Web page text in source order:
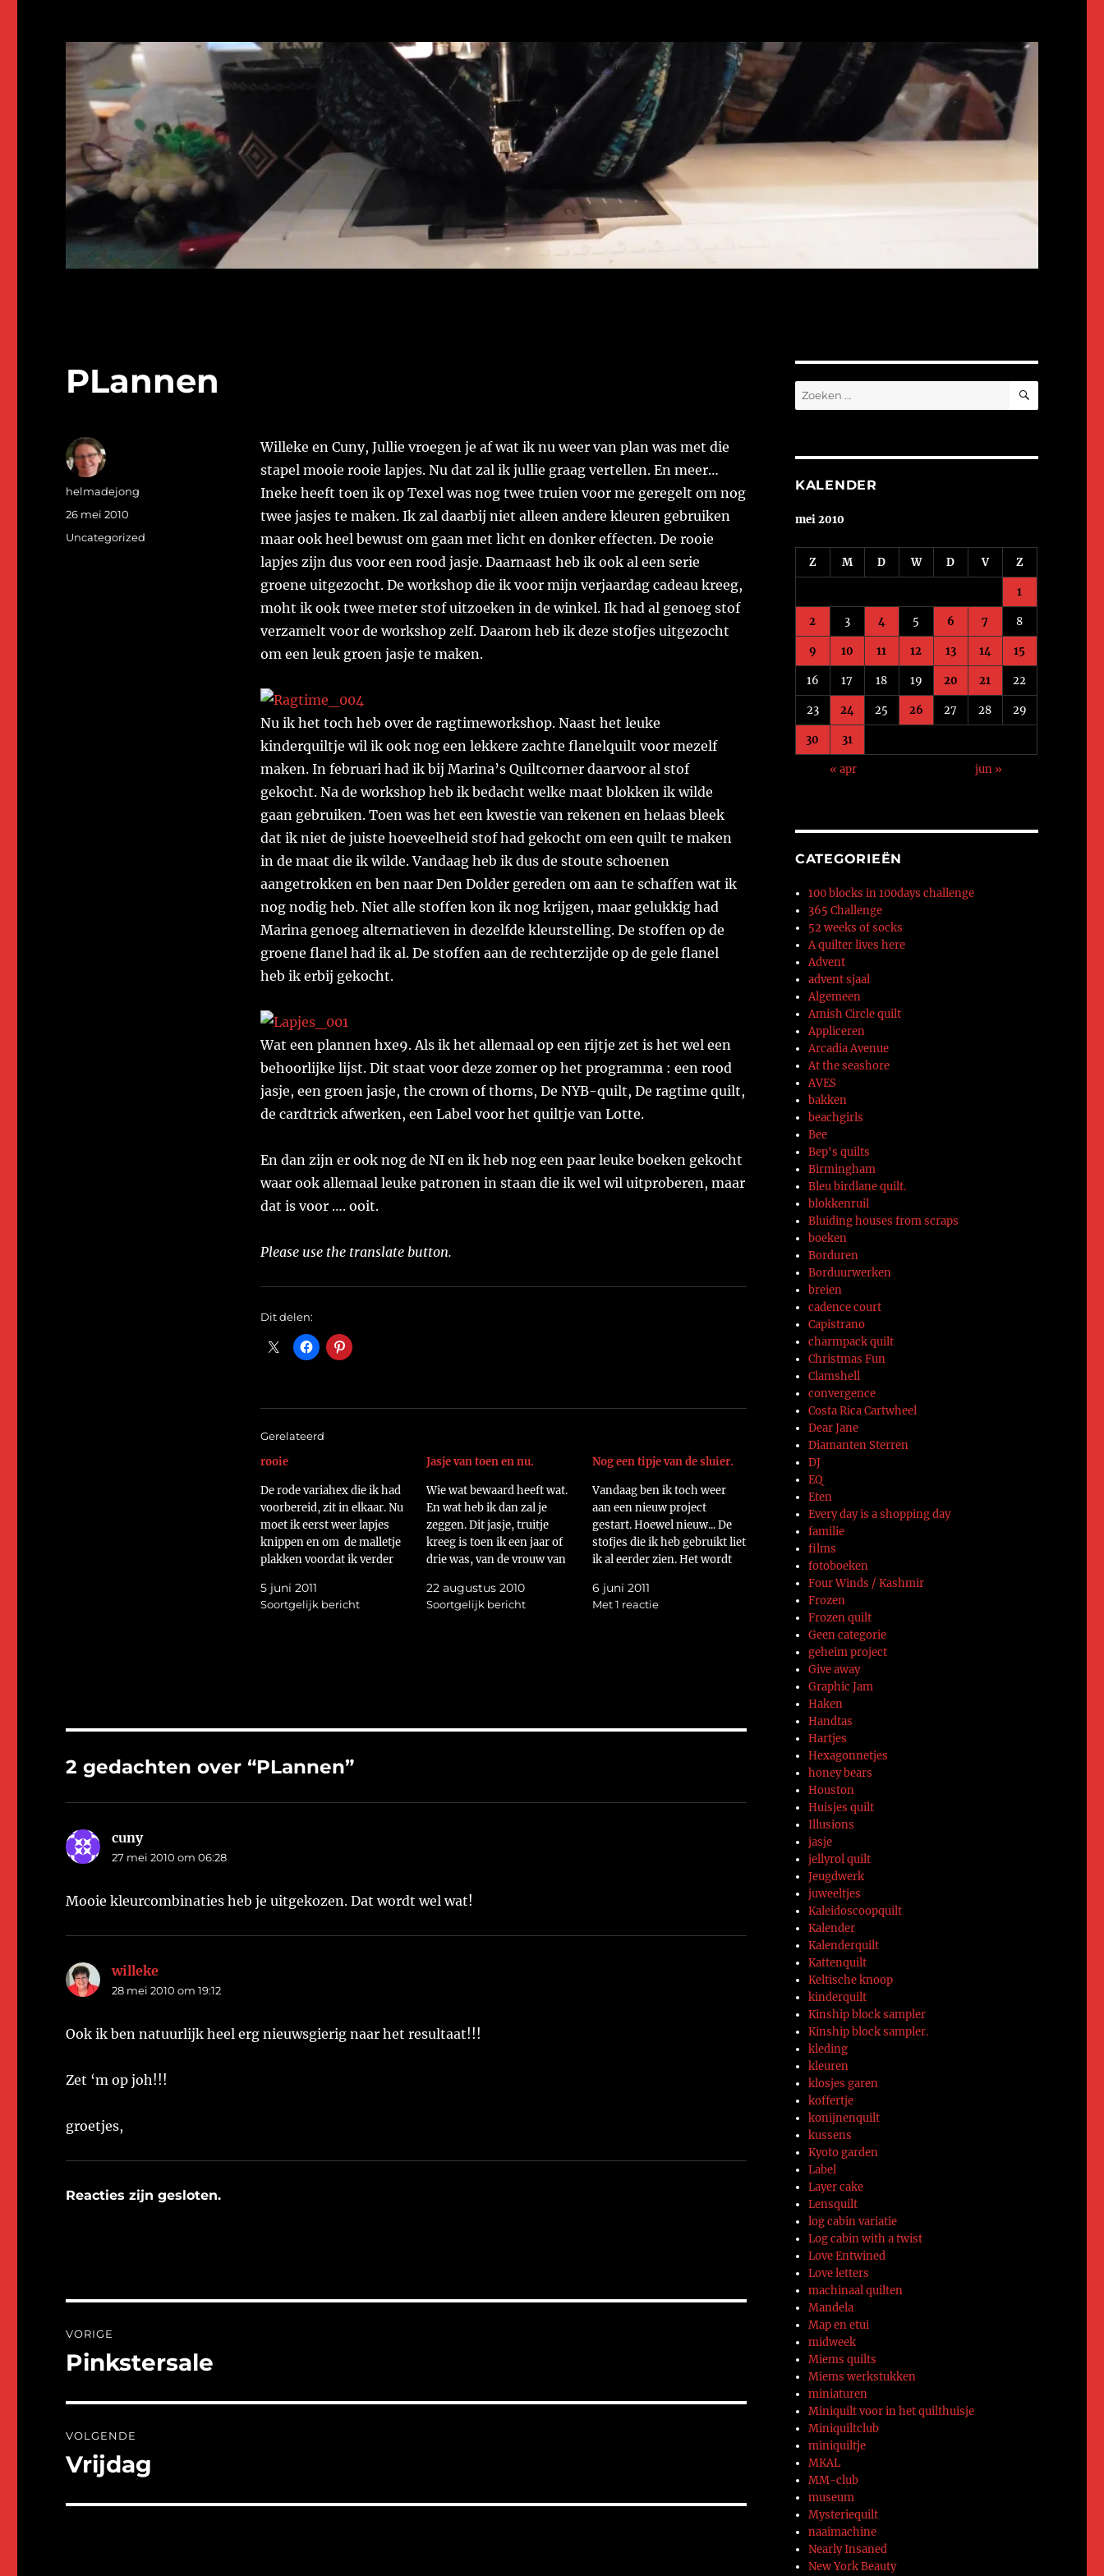
PLannen
Willeke en Cuny, Jullie vroegen je af wat ik nu weer van plan was met die
stapel mooie rooie lapjes. Nu dat zal ik jullie graag vertellen. En meer…
Ineke heeft toen ik op Texel was nog twee truien voor me geregelt om nog
twee jasjes te maken. Ik zal daarbij niet alleen andere kleuren gebruiken
maar ook heel bewust om gaan met licht en donker effecten. De rooie
lapjes zijn dus voor een rood jasje. Daarnaast heb ik ook al een serie
groene uitgezocht. De workshop die ik voor mijn verjaardag cadeau kreeg,
moht ik ook twee meter stof uitzoeken in de winkel. Ik had al genoeg stof
verzamelt voor de workshop zelf. Daarom heb ik deze stofjes uitgezocht
om een leuk groen jasje te maken.
Nu ik het toch heb over de ragtimeworkshop. Naast het leuke
kinderquiltje wil ik ook nog een lekkere zachte flanelquilt voor mezelf
maken. In februari had ik bij Marina’s Quiltcorner daarvoor al stof
gekocht. Na de workshop heb ik bedacht welke maat blokken ik wilde
gaan gebruiken. Toen was het een kwestie van rekenen en helaas bleek
dat ik niet de juiste hoeveelheid stof had gekocht om een quilt te maken
in de maat die ik wilde. Vandaag heb ik dus de stoute schoenen
aangetrokken en ben naar Den Dolder gereden om aan te schaffen wat ik
nog nodig heb. Niet alle stoffen kon ik nog krijgen, maar gelukkig had
Marina genoeg alternatieven in dezelfde kleurstelling. De stoffen op de
groene flanel had ik al. De stoffen aan de rechterzijde op de gele flanel
heb ik erbij gekocht.
Wat een plannen hxe9. Als ik het allemaal op een rijtje zet is het wel een
behoorlijke lijst. Dit staat voor deze zomer op het programma : een rood
jasje, een groen jasje, the crown of thorns, De NYB-quilt, De ragtime quilt,
de cardtrick afwerken, een Label voor het quiltje van Lotte.
En dan zijn er ook nog de NI en ik heb nog een paar leuke boeken gekocht
waar ook allemaal leuke patronen in staan die ik wel wil uitproberen, maar
dat is voor …. ooit.
Please use the translate button.
Dit delen:
Gerelateerd
rooie
De rode variahex die ik had
voorbereid, zit in elkaar. Nu
moet ik eerst weer lapjes
knippen en om de malletje
plakken voordat ik verder
HelmaPlease use the
translate button.
5 juni 2011
Soortgelijk bericht
Jasje van toen en nu.
Wie wat bewaard heeft wat.
En wat heb ik dan zal je
zeggen. Dit jasje, truitje
kreeg is toen ik een jaar of
drie was, van de vrouw van
gebattikt en genaaid. Is het
geen dotje? Nog even een
22 augustus 2010
Soortgelijk bericht
Nog een tipje van de sluier.
Vandaag ben ik toch weer
aan een nieuw project
gestart. Hoewel nieuw... De
stofjes die ik heb gebruikt liet
ik al eerder zien. Het wordt
De groene en blauwe variant
zijn nu even in een fase dat ik
6 juni 2011
Met 1 reactie
Auteur
helmadejong
Geplaatst
26 mei 2010
Categorieën
Uncategorized
2 gedachten over “PLannen”
cunyschreef:
27 mei 2010 om 06:28
Mooie kleurcombinaties heb je uitgekozen. Dat wordt wel wat!
willeke
28 mei 2010 om 19:12
Ook ik ben natuurlijk heel erg nieuwsgierig naar het resultaat!!!
Zet ‘m op joh!!!
groetjes,
Reacties zijn gesloten.
navigatie
VORIGE
Vorig
Pinkstersale
VOLGENDE
Volgend
Vrijdag
Zoeken
naar:
ZOEKEN
KALENDER
mei 2010
Z M D W D V Z
1
2 3 4 5 6 7 8
9 10 11 12 13 14 15
16 17 18 19 20 21 22
23 24 25 26 27 28 29
30 31
« apr jun »
CATEGORIEËN
100 blocks in 100days challenge
365 Challenge
52 weeks of socks
A quilter lives here
Advent
advent sjaal
Algemeen
Amish Circle quilt
Appliceren
Arcadia Avenue
At the seashore
AVES
bakken
beachgirls
Bee
Bep's quilts
Birmingham
Bleu birdlane quilt.
blokkenruil
Bluiding houses from scraps
boeken
Borduren
Borduurwerken
breien
cadence court
Capistrano
charmpack quilt
Christmas Fun
Clamshell
convergence
Costa Rica Cartwheel
Dear Jane
Diamanten Sterren
DJ
EQ
Eten
Every day is a shopping day
familie
films
fotoboeken
Four Winds / Kashmir
Frozen
Frozen quilt
Geen categorie
geheim project
Give away
Graphic Jam
Haken
Handtas
Hartjes
Hexagonnetjes
honey bears
Houston
Huisjes quilt
Illusions
jasje
jellyrol quilt
Jeugdwerk
juweeltjes
Kaleidoscoopquilt
Kalender
Kalenderquilt
Kattenquilt
Keltische knoop
kinderquilt
Kinship block sampler
Kinship block sampler.
kleding
kleuren
klosjes garen
koffertje
konijnenquilt
kussens
Kyoto garden
Label
Layer cake
Lensquilt
log cabin variatie
Log cabin with a twist
Love Entwined
Love letters
machinaal quilten
Mandela
Map en etui
midweek
Miems quilts
Miems werkstukken
miniaturen
Miniquilt voor in het quilthuisje
Miniquiltclub
miniquiltje
MKAL
MM-club
museum
Mysteriequilt
naaimachine
Nearly Insaned
New York Beauty